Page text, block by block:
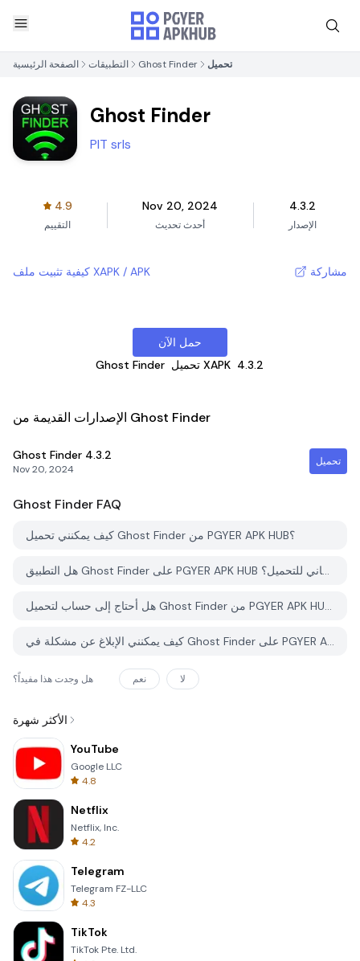
الصفحة الرئيسية التطبيقات Ghost Finder تحميل
Ghost Finder
PIT srls
4.9
التقييم
Nov 20, 2024
أحدث تحديث
4.3.2
الإصدار
كيفية تثبيت ملف XAPK / APK مشاركة
حمل الآن
Ghost Finder
تحميل XAPK 4.3.2
الإصدارات القديمة من Ghost Finder
Ghost Finder 4.3.2
Nov 20, 2024
تحميل
Ghost Finder FAQ
كيف يمكنني تحميل Ghost Finder من PGYER APK HUB؟
هل التطبيق Ghost Finder على PGYER APK HUB مجاني للتحميل؟
هل أحتاج إلى حساب لتحميل Ghost Finder من PGYER APK HUB؟
كيف يمكنني الإبلاغ عن مشكلة في Ghost Finder على PGYER APK HUB؟
هل وجدت هذا مفيداً؟ نعم لا
الأكثر شهرة
YouTube
Google LLC
4.8
Netflix
Netflix, Inc.
4.2
Telegram
Telegram FZ-LLC
4.3
TikTok
TikTok Pte. Ltd.